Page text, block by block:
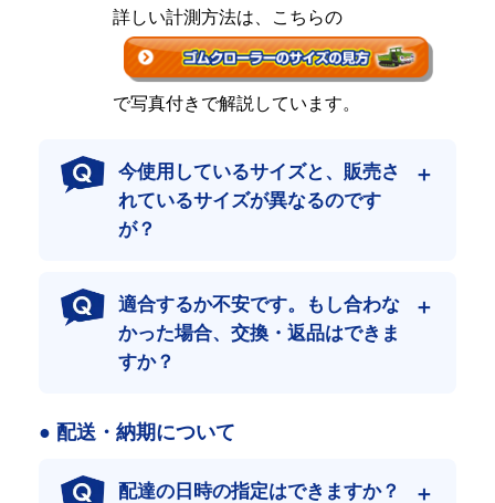
それは１度購入し、使用すると、すぐに結果がわかるからです。
リピーターの皆さまに支えられて
おかげさまで、ご注文の約半分はリピートや定期購入のお客様で
の高さに繋がっています。
ハイクオリティをできる限りお求めやすい価
最高級の品質と価格にこだわったゴムクローラーをご提供しま
す。
その結果、当店はネット販売において日本最大級の流通量を誇り
詳しい計測方法は、こちらの
で写真付きで解説しています。
今使用しているサイズと、販売さ
れているサイズが異なるのです
が？
適合するか不安です。もし合わな
かった場合、交換・返品はできま
すか？
● 配送・納期について
配達の日時の指定はできますか？